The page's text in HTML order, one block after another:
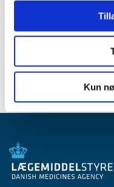
Kun
Relateret indhold
Generelle tilskud til